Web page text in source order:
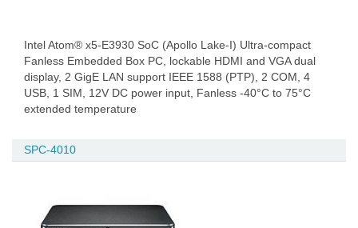
Intel Atom® x5-E3930 SoC (Apollo Lake-I) Ultra-compact
Fanless Embedded Box PC, lockable HDMI and VGA dual
display, 2 GigE LAN support IEEE 1588 (PTP), 2 COM, 4
USB, 1 SIM, 12V DC power input, Fanless -40°C to 75°C
extended temperature
SPC-4010